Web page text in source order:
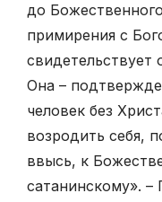
до
примирения с
свидетельствует
Она –
человек без
возродить себя,
ввысь, к
сатанинскому». –